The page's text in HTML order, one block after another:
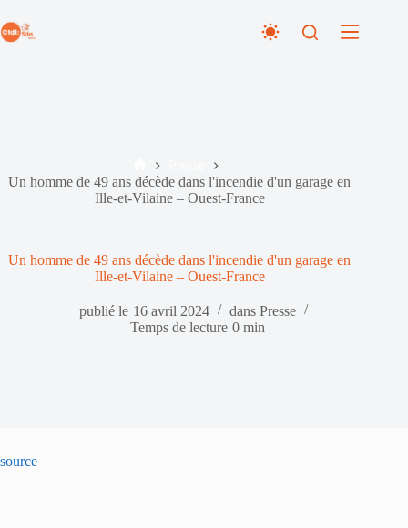
au
contenu
Accueil
Un homme de 49 ans décède dans l'incendie d'un garage en
Ille-et-Vilaine – Ouest-France
Un homme de 49 ans décède dans l'incendie d'un garage en
Ille-et-Vilaine – Ouest-France
publié le 16 avril 2024 dans Presse
Temps de lecture 0 min
source